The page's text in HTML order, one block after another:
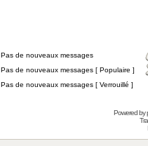
Pas de nouveaux messages
Pas de nouveaux messages [ Populaire ]
Pas de nouveaux messages [ Verrouillé ]
Powered by